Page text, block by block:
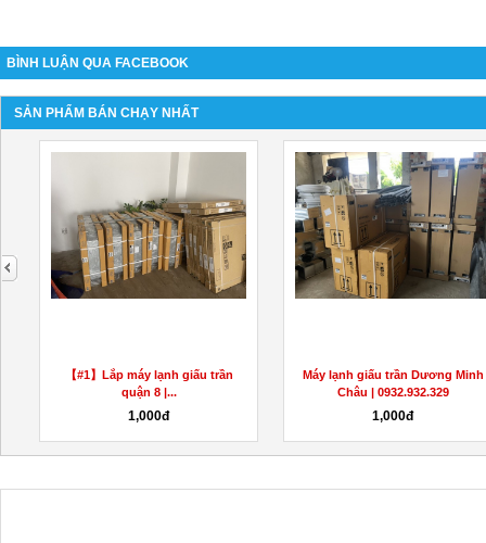
BÌNH LUẬN QUA FACEBOOK
SẢN PHẨM BÁN CHẠY NHẤT
【#1】Lắp máy lạnh giấu trần
quận 8 |...
1,000đ
Máy lạnh giấu trần Dương Minh
Châu | 0932.932.329
1,000đ
next